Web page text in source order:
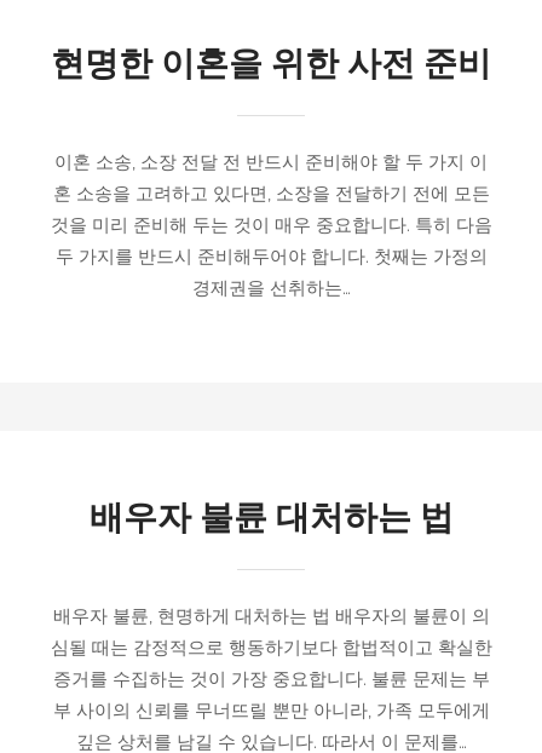
현명한 이혼을 위한 사전 준비
이혼 소송, 소장 전달 전 반드시 준비해야 할 두 가지 이
혼 소송을 고려하고 있다면, 소장을 전달하기 전에 모든
것을 미리 준비해 두는 것이 매우 중요합니다. 특히 다음
두 가지를 반드시 준비해두어야 합니다. 첫째는 가정의
경제권을 선취하는…
배우자 불륜 대처하는 법
배우자 불륜, 현명하게 대처하는 법 배우자의 불륜이 의
심될 때는 감정적으로 행동하기보다 합법적이고 확실한
증거를 수집하는 것이 가장 중요합니다. 불륜 문제는 부
부 사이의 신뢰를 무너뜨릴 뿐만 아니라, 가족 모두에게
깊은 상처를 남길 수 있습니다. 따라서 이 문제를…